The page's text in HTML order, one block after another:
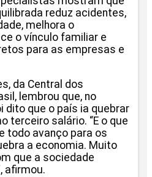
reduz acidentes,
melhora o
o vínculo familiar e
para as empresas e
da Central dos
lembrou que, no
dito que o país ia quebrar
terceiro salário. “E o que
todo avanço para os
a economia. Muito
que a sociedade
afirmou.